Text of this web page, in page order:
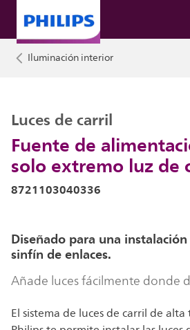
Iluminación interior
Fuente de
solo extremo luz de
Luces de carril
8721103040336
Diseñado para una
sinfín de enlaces.
Añade luces fácilmente donde
El sistema de luces de carril de